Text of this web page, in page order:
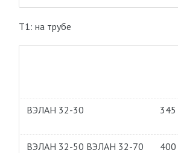
Т1: на трубе
ВЭЛАН 32-30 345
ВЭЛАН 32-50 ВЭЛАН 32-70
400